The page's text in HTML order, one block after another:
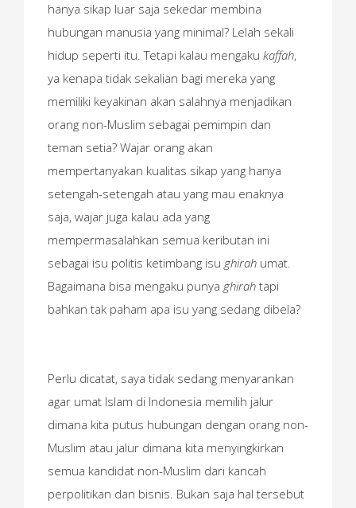
hanya sikap luar saja sekedar membina
hubungan manusia yang minimal? Lelah sekali
hidup seperti itu. Tetapi kalau mengaku kaffah,
ya kenapa tidak sekalian bagi mereka yang
memiliki keyakinan akan salahnya menjadikan
orang non-Muslim sebagai pemimpin dan
teman setia? Wajar orang akan
mempertanyakan kualitas sikap yang hanya
setengah-setengah atau yang mau enaknya
saja, wajar juga kalau ada yang
mempermasalahkan semua keributan ini
sebagai isu politis ketimbang isu ghirah umat.
Bagaimana bisa mengaku punya ghirah tapi
bahkan tak paham apa isu yang sedang dibela?
Perlu dicatat, saya tidak sedang menyarankan
agar umat Islam di Indonesia memilih jalur
dimana kita putus hubungan dengan orang non-
Muslim atau jalur dimana kita menyingkirkan
semua kandidat non-Muslim dari kancah
perpolitikan dan bisnis. Bukan saja hal tersebut